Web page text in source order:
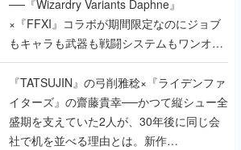
──『Wizardry Variants Daphne』
×『FFXI』コラボが期間限定なのにジョブ
もキャラも武器も戦闘システムもワンオフ
で作り込まれた理由を両ディレクターに聞
く
『TATSUJIN』の弓削雅稔×『ライデンファ
イターズ』の齋藤貴幸──かつて縦シュー全
盛期を支えていた2人が、30年後に同じ会
社で机を並べる理由とは。新作